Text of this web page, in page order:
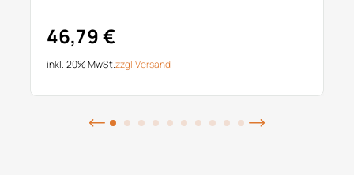
46,79 €
inkl. 20% MwSt.zzgl.Versand